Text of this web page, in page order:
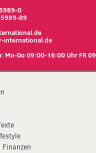
0
89
international.de
Mo-Do 09:00-16:00 Uhr FR